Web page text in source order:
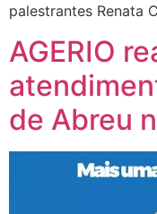
palestrantes Renata
AGERIO
de Abreu